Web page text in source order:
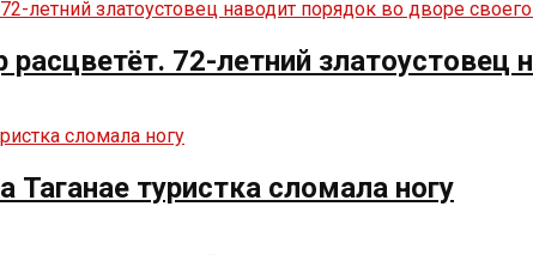
расцветёт. 72-летний
Таганае туристка сломала ногу